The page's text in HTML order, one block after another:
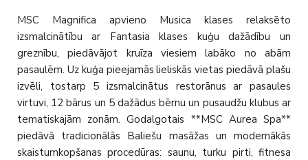
MSC Magnifica apvieno Musica klases relaksēto
izsmalcinātību ar Fantasia klases kuģu dažādību un
greznību, piedāvājot kruīza viesiem labāko no abām
pasaulēm. Uz kuģa pieejamās lieliskās vietas piedāvā plašu
izvēli, tostarp 5 izsmalcinātus restorānus ar pasaules
virtuvi, 12 bārus un 5 dažādus bērnu un pusaudžu klubus ar
tematiskajām zonām. Godalgotais **MSC Aurea Spa**
piedāvā tradicionālās Baliešu masāžas un modernākās
skaistumkopšanas procedūras: saunu, turku pirti, fitnesa